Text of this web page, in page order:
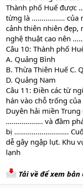
Thành phố Huế được
từng là …………..… của
cảnh thiên nhiên
nghệ thuật cao nên
Câu 10: Thành phố
A. Quảng Bình
B. Thừa Thiên Huế C.
D. Quảng Nam
Câu 11: Điền các từ
hán vào chỗ trống
Duyên hải miền
………………. và đầm
bị ……………………….
dễ gây ngập lụt. Khu
lạnh
Tải về để xem